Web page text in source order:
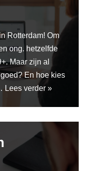
Rotterdam! Om
ong. hetzelfde
Maar zijn al
En hoe kies
Lees verder »